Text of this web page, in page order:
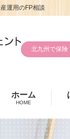
運用のFP相談
北九州で保険
ホーム
HOME